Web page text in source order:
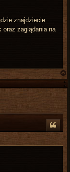
znajdziecie
zaglądania na